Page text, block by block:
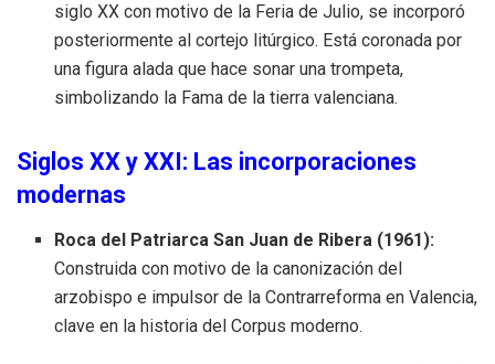
siglo XX con motivo de la Feria de Julio, se incorporó
posteriormente al cortejo litúrgico. Está coronada por
una figura alada que hace sonar una trompeta,
simbolizando la Fama de la tierra valenciana.
Siglos XX y XXI: Las incorporaciones
modernas
Roca del Patriarca San Juan de Ribera (1961):
Construida con motivo de la canonización del
arzobispo e impulsor de la Contrarreforma en Valencia,
clave en la historia del Corpus moderno.